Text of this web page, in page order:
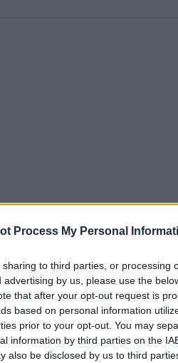
Process My Personal
to third parties, or processing
by us, please use the
that after your opt-out request is
based on personal information
prior to your opt-out. You may
information by third parties on the
also be disclosed by us to third
och
Eksjö
12.02